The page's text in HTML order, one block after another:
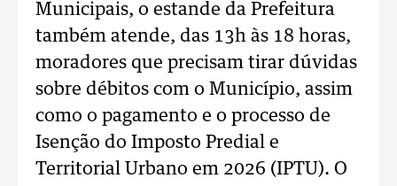
Municipais, o estande da Prefeitura
também atende, das 13h às 18 horas,
moradores que precisam tirar dúvidas
sobre débitos com o Município, assim
como o pagamento e o processo de
Isenção do Imposto Predial e
Territorial Urbano em 2026 (IPTU). O